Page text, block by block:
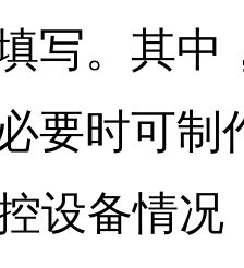
写。其中
要时可制
设备情况